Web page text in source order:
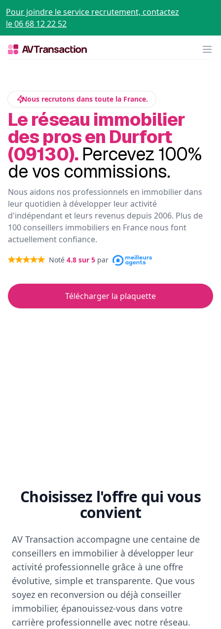
Pour joindre le service recrutement, contactez
le 06 68 12 22 52
Nous recrutons dans toute la France.
Le réseau immobilier
des pros en Durfort
(09130). Percevez 100%
de vos commissions.
Nous aidons nos professionnels en immobilier dans
leur quotidien à développer leur activité
d'indépendant et leurs revenus depuis 2006. Plus de
100 conseillers immobiliers en France nous font
actuellement confiance.
Noté 4.8 sur 5 par
Télécharger la plaquette
Choisissez l'offre qui vous
convient
AV Transaction accompagne une centaine de
conseillers en immobilier à développer leur
activité professionnelle grâce à une offre
évolutive, simple et transparente. Que vous
soyez en reconversion ou déjà conseiller
immobilier, épanouissez-vous dans votre
carrière professionnelle avec notre réseau.